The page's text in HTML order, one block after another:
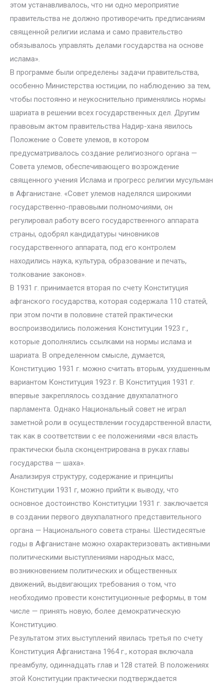
этом устанавливалось, что ни одно мероприятие
правительства не должно противоречить предписаниям
священной религии ислама и само правительство
обязывалось управлять делами государства на основе
ислама».
В программе были определены задачи правительства,
особенно Министерства юстиции, по наблюдению за тем,
чтобы постоянно и неукоснительно применялись нормы
шариата в решении всех государственных дел. Другим
правовым актом правительства Надир-хана явилось
Положение о Совете улемов, в котором
предусматривалось создание религиозного органа —
Совета улемов, обеспечивающего возрождение
священного учения Ислама и прогресс религии мусульман
в Афганистане. «Совет улемов наделялся широкими
государственно-правовыми полномочиями, он
регулировал работу всего государственного аппарата
страны, одобрял кандидатуры чиновников
государственного аппарата, под его контролем
находились наука, культура, образование и печать,
толкование законов».
В 1931 г. принимается вторая по счету Конституция
афганского государства, которая содержала 110 статей,
при этом почти в половине статей практически
воспроизводились положения Конституции 1923 г.,
которые дополнялись ссылками на нормы ислама и
шариата. В определенном смысле, думается,
Конституцию 1931 г. можно считать вторым, ухудшенным
вариантом Конституция 1923 г. В Конституция 1931 г.
впервые закреплялось создание двухпалатного
парламента. Однако Национальный совет не играл
заметной роли в осуществлении государственной власти,
так как в соответствии с ее положениями «вся власть
практически была сконцентрирована в руках главы
государства — шаха».
Анализируя структуру, содержание и принципы
Конституции 1931 г, можно прийти к выводу, что
основное достоинство Конституции 1931 г. заключается
в создании первого двухпалатного представительного
органа — Национального совета страны. Шестидесятые
годы в Афганистане можно охарактеризовать активными
политическими выступлениями народных масс,
возникновением политических и общественных
движений, выдвигающих требования о том, что
необходимо провести конституционные реформы, в том
числе — принять новую, более демократическую
Конституцию.
Результатом этих выступлений явилась третья по счету
Конституция Афганистана 1964 г., которая включала
преамбулу, одиннадцать глав и 128 статей. В положениях
этой Конституции практически подтверждается